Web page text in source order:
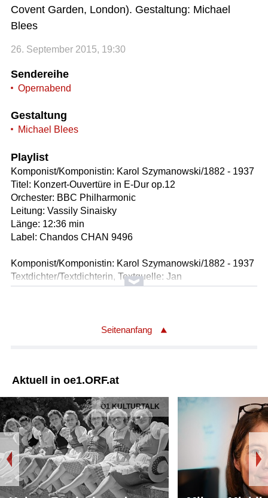
Covent Garden, London). Gestaltung: Michael
Blees
26. September 2015, 19:30
Sendereihe
Opernabend
Gestaltung
Michael Blees
Playlist
Komponist/Komponistin: Karol Szymanowski/1882 - 1937
Titel: Konzert-Ouvertüre in E-Dur op.12
Orchester: BBC Philharmonic
Leitung: Vassily Sinaisky
Länge: 12:36 min
Label: Chandos CHAN 9496
Komponist/Komponistin: Karol Szymanowski/1882 - 1937
Textdichter/Textdichterin, Textquelle: Jan
Kasprowicz/1860 - 1926
Solist/Solistin: Piotr Beczala /Tenor
Komponist/Komponistin: Karol Szymanowski/1882 - 1937
Textdichter/Textdichterin, Textquelle: Jan
Kasprowicz/1860 - 1926
Titel: Drei Gedichtfragmente op.5
Titel: Jestem i placze, op.5 Nr.2
Solist/Solistin: Piotr Beczala /Tenor
Solist/Solistin: Reinild Mees /Klavier
Länge: 05:17 min
Seitenanfang
Aktuell in oe1.ORF.at
Ö1 KULTURTALK